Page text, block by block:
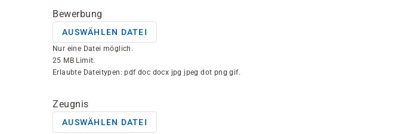
Bewerbung
AUSWÄHLEN DATEI
Nur eine Datei möglich.
25 MB Limit.
Erlaubte Dateitypen: pdf doc docx jpg jpeg dot png gif.
Zeugnis
AUSWÄHLEN DATEI